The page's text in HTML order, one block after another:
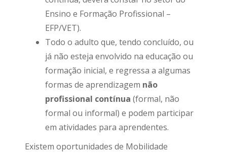
Ensino e Formação Profissional –
EFP/VET).
Todo o adulto que, tendo concluído, ou
já não esteja envolvido na educação ou
formação inicial, e regressa a algumas
formas de aprendizagem não
profissional contínua (formal, não
formal ou informal) e podem participar
em atividades para aprendentes.
Existem oportunidades de Mobilidade